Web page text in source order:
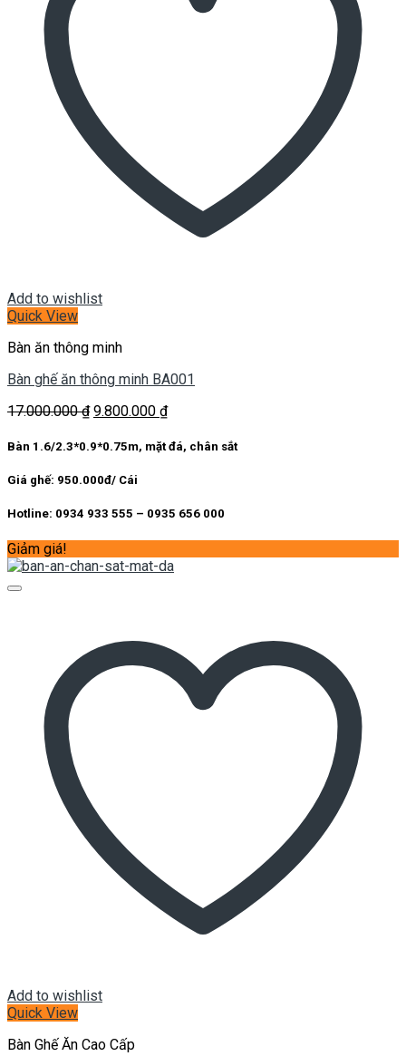
Add to wishlist
Quick View
Bàn ăn thông minh
Bàn ghế ăn thông minh BA001
17.000.000₫ Giá
là:
9.800.000 ₫Giá
tại
Bàn 1.6/2.3*0.9*0.75m, mặt đá, chân sắt
Giá ghế: 950.000đ/ Cái
Hotline: 0934 933 555 – 0935 656 000
Giảm giá!
Add to wishlist
Quick View
Bàn Ghế Ăn Cao Cấp